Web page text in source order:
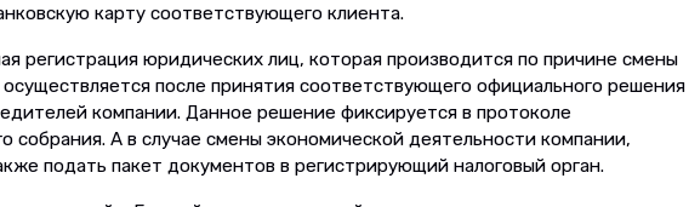
карту соответствующего клиента.
регистрация юридических лиц, которая производится по причине смены
после принятия соответствующего официального решения
компании. Данное решение фиксируется в протоколе
собрания. А в случае смены экономической деятельности компании,
подать пакет документов в регистрирующий налоговый орган.